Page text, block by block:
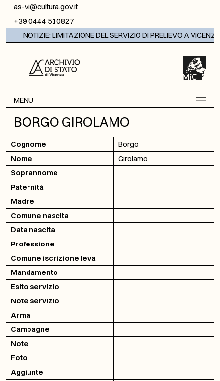
Vai al contenuto
as-vi@cultura.gov.it
+39 0444 510827
NOTIZIE: LIMITAZIONE DEL SERVIZIO DI PRELIEVO A VICENZA
MENU
BORGO GIROLAMO
Cognome
Borgo
Nome
Girolamo
Soprannome
Paternità
Madre
Comune nascita
Data nascita
Professione
Comune iscrizione leva
Mandamento
Esito servizio
Note servizio
Arma
Campagne
Note
Foto
Aggiunte